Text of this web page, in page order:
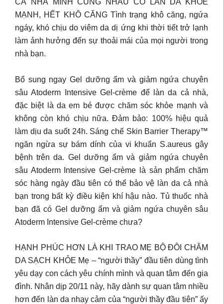
CẢ NHÀ MÌNH CÙNG NHAU CÓ LÀN DA KHỎE
MẠNH, HẾT KHÔ CĂNG Tình trạng khô căng, ngứa
ngáy, khó chịu do viêm da dị ứng khi thời tiết trở lạnh
làm ảnh hưởng đến sự thoải mái của mọi người trong
nhà bạn.
Bổ sung ngay Gel dưỡng ẩm và giảm ngứa chuyên
sâu Atoderm Intensive Gel-crème để làn da cả nhà,
đặc biệt là da em bé được chăm sóc khỏe mạnh và
không còn khó chịu nữa. Đảm bảo: 100% hiệu quả
làm dịu da suốt 24h. Sáng chế Skin Barrier Therapy™
ngăn ngừa sự bám dính của vi khuẩn S.aureus gây
bệnh trên da. Gel dưỡng ẩm và giảm ngứa chuyên
sâu Atoderm Intensive Gel-crème là sản phẩm chăm
sóc hàng ngày đầu tiên có thể bảo vệ làn da cả nhà
bạn trong bất kỳ điều kiện khí hậu nào. Tủ thuốc nhà
bạn đã có Gel dưỡng ẩm và giảm ngứa chuyên sâu
Atoderm Intensive Gel-crème chưa?
HẠNH PHÚC HƠN LÀ KHI TRAO MẸ BỘ ĐÔI CHĂM
DA SẠCH KHỎE Mẹ – “người thầy” đầu tiên dùng tình
yêu dạy con cách yêu chính mình và quan tâm đến gia
đình. Nhân dịp 20/11 này, hãy dành sự quan tâm nhiều
hơn đến làn da nhạy cảm của “người thầy đầu tiên” ấy